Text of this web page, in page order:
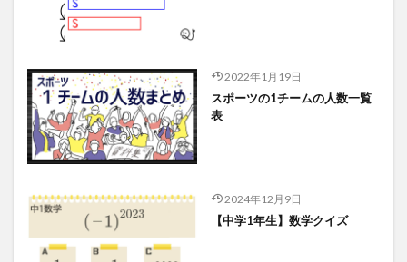
2022年1月19日
スポーツの1チームの人数一覧
表
2024年12月9日
【中学1年生】数学クイズ